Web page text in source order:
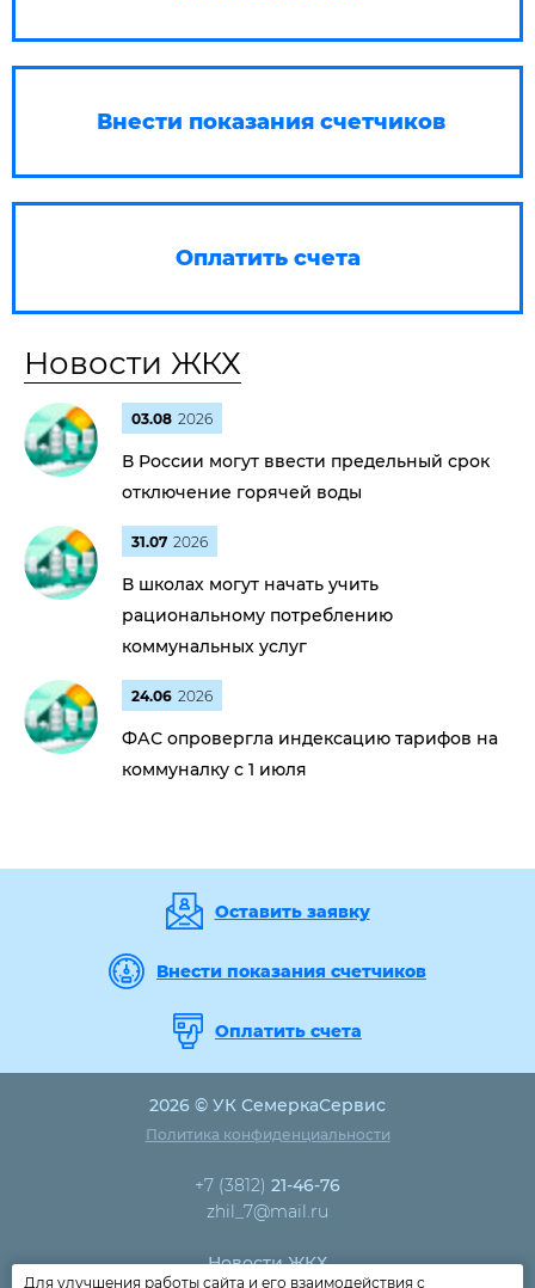
Внести показания счетчиков
Оплатить счета
Новости ЖКХ
03.08 2026
В России могут ввести предельный срок
отключение горячей воды
31.07 2026
В школах могут начать учить
рациональному потреблению
коммунальных услуг
24.06 2026
ФАС опровергла индексацию тарифов на
коммуналку с 1 июля
Оставить заявку
Внести показания счетчиков
Оплатить счета
2026 © УК СемеркаСервис
Политика конфиденциальности
+7 (3812) 21-46-76
zhil_7@mail.ru
Новости ЖКХ
Для улучшения работы сайта и его взаимодействия с